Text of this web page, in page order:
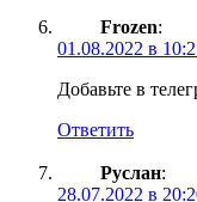
Frozen:
01.08.2022 в
Добавьте в
Ответить
Руслан:
28.07.2022 в